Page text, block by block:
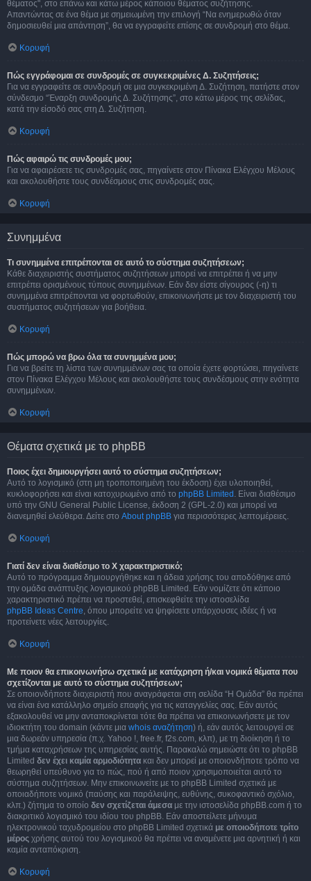
θέματος", στο επάνω και κάτω μέρος κάποιου θέματος συζήτησης.
Απαντώντας σε ένα θέμα με σημειωμένη την επιλογή “Να ενημερωθώ όταν
δημοσιευθεί μια απάντηση”, θα να εγγραφείτε επίσης σε συνδρομή στο θέμα.
Κορυφή
Πώς εγγράφομαι σε συνδρομές σε συγκεκριμένες Δ. Συζητήσεις;
Για να εγγραφείτε σε συνδρομή σε μια συγκεκριμένη Δ. Συζήτηση, πατήστε στον
σύνδεσμο “Έναρξη συνδρομής Δ. Συζήτησης”, στο κάτω μέρος της σελίδας,
κατά την είσοδό σας στη Δ. Συζήτηση.
Κορυφή
Πώς αφαιρώ τις συνδρομές μου;
Για να αφαιρέσετε τις συνδρομές σας, πηγαίνετε στον Πίνακα Ελέγχου Μέλους
και ακολουθήστε τους συνδέσμους στις συνδρομές σας.
Κορυφή
Συνημμένα
Τι συνημμένα επιτρέπονται σε αυτό το σύστημα συζητήσεων;
Κάθε διαχειριστής συστήματος συζητήσεων μπορεί να επιτρέπει ή να μην
επιτρέπει ορισμένους τύπους συνημμένων. Εάν δεν είστε σίγουρος (-η) τι
συνημμένα επιτρέπονται να φορτωθούν, επικοινωνήστε με τον διαχειριστή του
συστήματος συζητήσεων για βοήθεια.
Κορυφή
Πώς μπορώ να βρω όλα τα συνημμένα μου;
Για να βρείτε τη λίστα των συνημμένων σας τα οποία έχετε φορτώσει, πηγαίνετε
στον Πίνακα Ελέγχου Μέλους και ακολουθήστε τους συνδέσμους στην ενότητα
συνημμένων.
Κορυφή
Θέματα σχετικά με το phpBB
Ποιος έχει δημιουργήσει αυτό το σύστημα συζητήσεων;
Αυτό το λογισμικό (στη μη τροποποιημένη του έκδοση) έχει υλοποιηθεί,
κυκλοφορήσει και είναι κατοχυρωμένο από το phpBB Limited . Είναι διαθέσιμο
υπό την GNU General Public License, έκδοση 2 (GPL-2.0) και μπορεί να
διανεμηθεί ελεύθερα. Δείτε στο About phpBB για περισσότερες λεπτομέρειες.
Κορυφή
Γιατί δεν είναι διαθέσιμο το Χ χαρακτηριστικό;
Αυτό το πρόγραμμα δημιουργήθηκε και η άδεια χρήσης του αποδόθηκε από
την ομάδα ανάπτυξης λογισμικού phpBB Limited. Εάν νομίζετε ότι κάποιο
χαρακτηριστικό πρέπει να προστεθεί, επισκεφθείτε την ιστοσελίδα
phpBB Ideas Centre, όπου μπορείτε να ψηφίσετε υπάρχουσες ιδέες ή να
προτείνετε νέες λειτουργίες.
Κορυφή
Με ποιον θα επικοινωνήσω σχετικά με κατάχρηση ή/και νομικά θέματα που
σχετίζονται με αυτό το σύστημα συζητήσεων;
Σε οποιονδήποτε διαχειριστή που αναγράφεται στη σελίδα “Η Ομάδα” θα πρέπει
να είναι ένα κατάλληλο σημείο επαφής για τις καταγγελίες σας. Εάν αυτός
εξακολουθεί να μην ανταποκρίνεται τότε θα πρέπει να επικοινωνήσετε με τον
ιδιοκτήτη του domain (κάντε μια whois αναζήτηση) ή, εάν αυτός λειτουργεί σε
μια δωρεάν υπηρεσία (π.χ. Yahoo !, free.fr, f2s.com, κλπ), με τη διοίκηση ή το
τμήμα καταχρήσεων της υπηρεσίας αυτής. Παρακαλώ σημειώστε ότι το phpBB
Limited δεν έχει καμία αρμοδιότητα και δεν μπορεί με οποιονδήποτε τρόπο να
θεωρηθεί υπεύθυνο για το πώς, πού ή από ποιον χρησιμοποιείται αυτό το
σύστημα συζητήσεων. Μην επικοινωνείτε με το phpBB Limited σχετικά με
οποιαδήποτε νομικό (παύσης και παράλειψης, ευθύνης, συκοφαντικό σχόλιο,
κλπ.) ζήτημα το οποίο δεν σχετίζεται άμεσα με την ιστοσελίδα phpBB.com ή το
διακριτικό λογισμικό του ιδίου του phpBB. Εάν αποστείλετε μήνυμα
ηλεκτρονικού ταχυδρομείου στο phpBB Limited σχετικά με οποιοδήποτε τρίτο
μέρος χρήσης αυτού του λογισμικού θα πρέπει να αναμένετε μια αρνητική ή και
καμία ανταπόκριση.
Κορυφή